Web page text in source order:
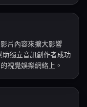
片內容來擴大影響
獨立音訊創作者成功
視覺娛樂網絡上。